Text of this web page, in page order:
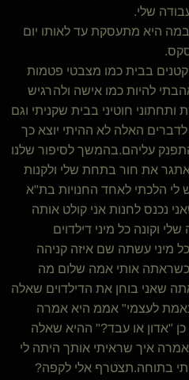
שלי.
היא מתעסקת עד לאותו יום
קטנים בבית כמו מצבטי פטמות
להיות כמו אישה ולהרגיש
ותחתוני חוטיני בבית שקניתי וגם
האלה לא ההיתי יוצא כך
עליהם.בהמשך לסיפור שלנו
את חור בתחת שלי ולקנות
לי הלכתי לאחד החנויות בת"א
נכנס לחנות אני קולט אותה
וקונה כל מיני דילדוים
כל מיני עשתה שם איזה קניהה
אותי אמה שלום מה
שאני בוחן את הדילדוים שאלה
לעצמי" אממ היא אמרה
"אדון או עבד?" ההיא שאלה
איך שראיתי אותך היתה לי
בתוחה.תצטרף אלי לקפה?